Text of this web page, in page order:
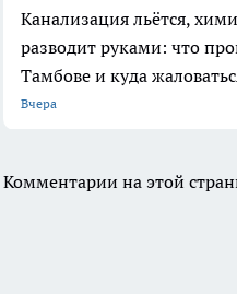
Канализация льётся,
разводит руками: что
Тамбове и куда
Вчера
Комментарии на этой